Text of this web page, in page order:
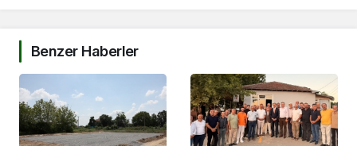
Benzer Haberler